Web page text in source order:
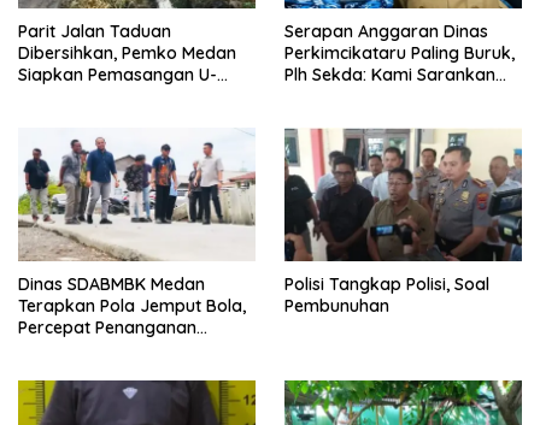
Parit Jalan Taduan
Dibersihkan, Pemko Medan
Siapkan Pemasangan U-
Serapan Anggaran Dinas
Perkimcikataru Paling Buruk,
Plh Sekda: Kami Sarankan
Dinas SDABMBK Medan
Terapkan Pola Jemput Bola,
Percepat Penanganan
Polisi Tangkap Polisi, Soal
Pembunuhan